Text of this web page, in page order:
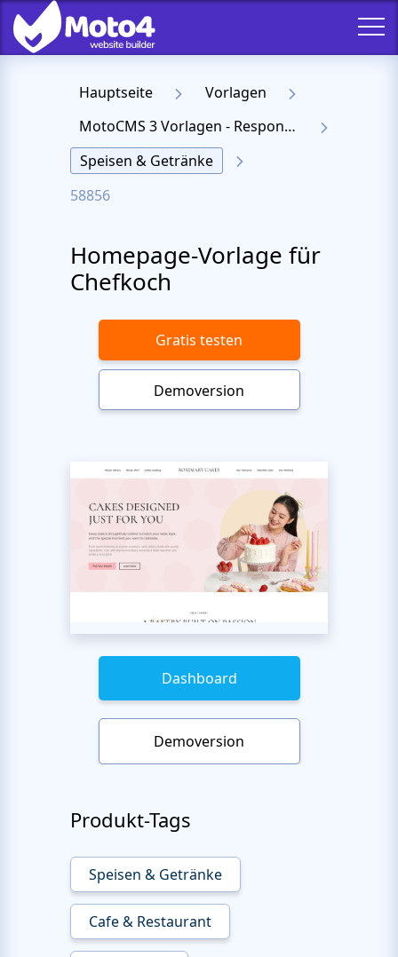
Hauptseite
Vorlagen
MotoCMS 3 Vorlagen - Responsive Templates für Website
Speisen & Getränke
58856
Homepage-Vorlage für
Chefkoch
Gratis testen
Demoversion
Dashboard
Demoversion
Produkt-Tags
Speisen & Getränke
Cafe & Restaurant